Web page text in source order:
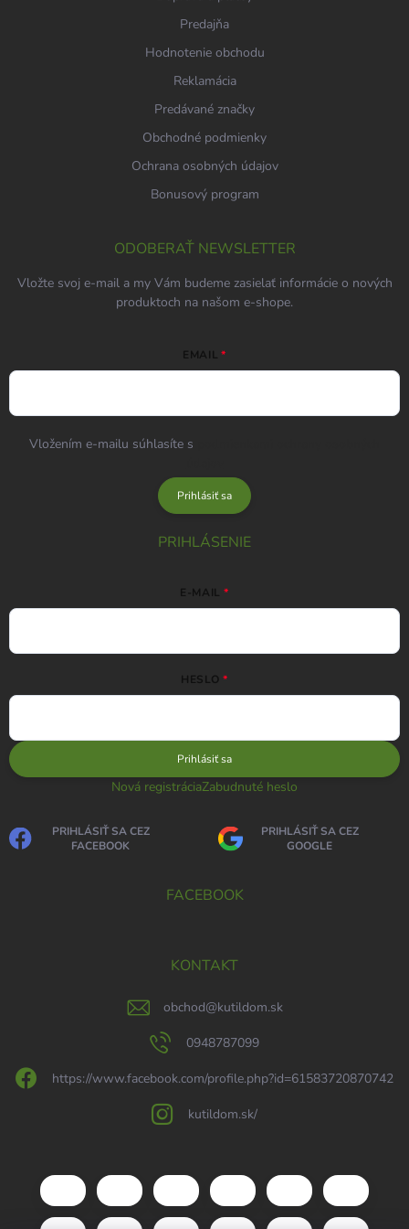
Predajňa
Hodnotenie obchodu
Reklamácia
Predávané značky
Obchodné podmienky
Ochrana osobných údajov
Bonusový program
ODOBERAŤ NEWSLETTER
Vložte svoj e-mail a my Vám budeme zasielať informácie o nových
produktoch na našom e-shope.
EMAIL
Vložením e-mailu súhlasíte s
Prihlásiť sa
PRIHLÁSENIE
E-MAIL
HESLO
Prihlásiť sa
Nová registráciaZabudnuté heslo
PRIHLÁSIŤ SA CEZ
FACEBOOK
PRIHLÁSIŤ SA CEZ
GOOGLE
FACEBOOK
KONTAKT
obchod@kutildom.sk
0948787099
https://www.facebook.com/profile.php?id=61583720870742
kutildom.sk/